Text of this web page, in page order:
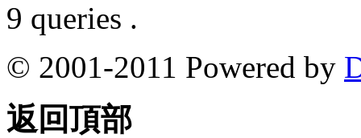
9 queries .
© 2001-2011 Powered by
返回頂部